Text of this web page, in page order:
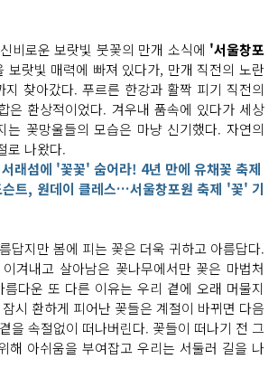
비로운 보랏빛 붓꽃의 만개 소식에 '서울창포
보랏빛 매력에 빠져 있다가, 만개 직전의 노란
지 찾아갔다. 푸르른 한강과 활짝 피기 직전의
은 환상적이었다. 겨우내 품속에 있다가 세상
는 꽃망울들의 모습은 마냥 신기했다. 자연의
로 나왔다.
래섬에 '꽃꽃' 숨어라! 4년 만에 유채꽃 축제
트, 원데이 클레스…서울창포원 축제 '꽃' 기
답지만 봄에 피는 꽃은 더욱 귀하고 아름답다.
겨내고 살아남은 꽃나무에서만 꽃은 마법처
다운 또 다른 이유는 우리 곁에 오래 머물지
시 환하게 피어난 꽃들은 계절이 바뀌면 다음
을 속절없이 떠나버린다. 꽃들이 떠나기 전 그
해 아쉬움을 부여잡고 우리는 서둘러 길을 나